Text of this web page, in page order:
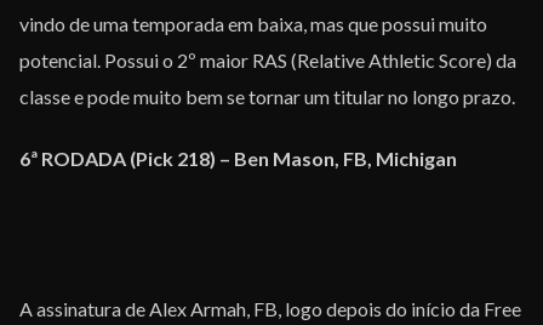
vindo de uma temporada em baixa, mas que possui muito
potencial. Possui o 2º maior RAS (Relative Athletic Score) da
classe e pode muito bem se tornar um titular no longo prazo.
6ª RODADA (Pick 218) – Ben Mason, FB, Michigan
A assinatura de Alex Armah, FB, logo depois do início da Free